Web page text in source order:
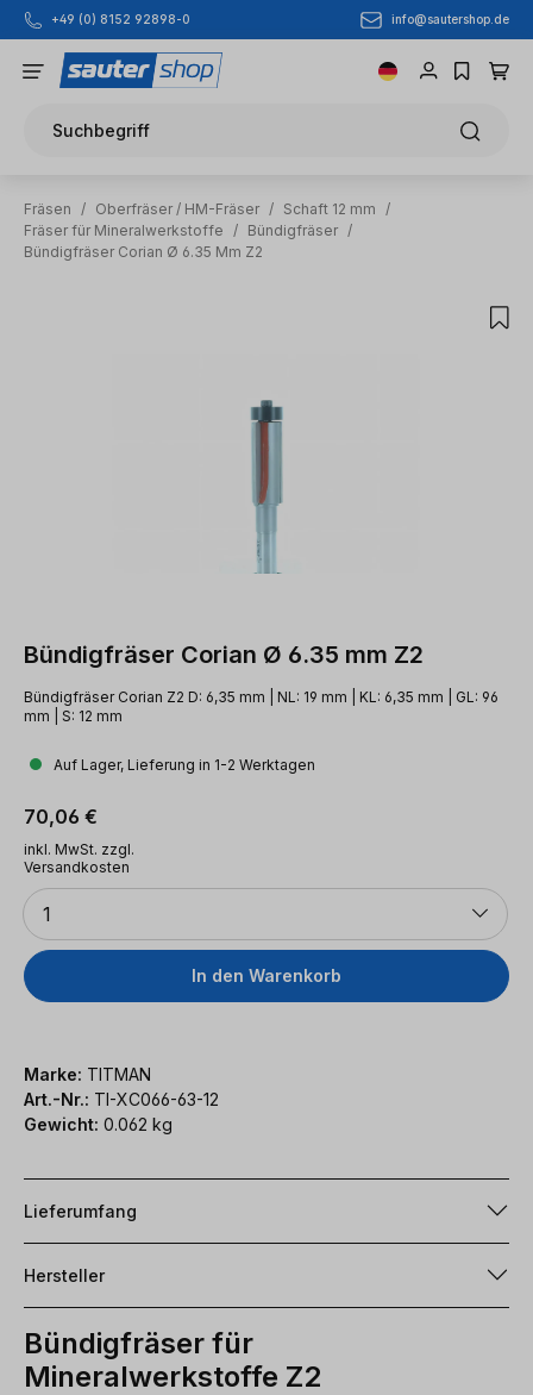
Zum Hauptinhalt springen
+49 (0) 8152 92898-0 info@sautershop.de
Suchbegriff
Fräsen / Oberfräser / HM-Fräser / Schaft 12 mm
/
Fräser für Mineralwerkstoffe
/ Bündigfräser /
Bündigfräser Corian Ø 6.35 Mm Z2
Bündigfräser Corian Ø 6.35 mm Z2
Bündigfräser Corian Z2 D: 6,35 mm | NL: 19 mm | KL: 6,35 mm | GL: 96
mm | S: 12 mm
Auf Lager, Lieferung in 1-2 Werktagen
Regulärer Preis:
70,06 €
inkl. MwSt. zzgl.
Versandkosten
Anzahl
1
In den Warenkorb
Marke: TITMAN
Art.-Nr.: TI-XC066-63-12
Gewicht: 0.062 kg
Lieferumfang
Hersteller
Bündigfräser für
Mineralwerkstoffe Z2